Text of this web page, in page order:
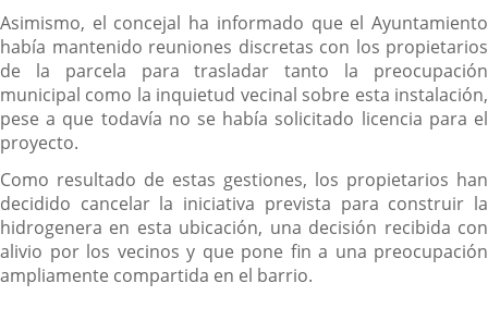
Asimismo, el concejal ha informado que el Ayuntamiento
había mantenido reuniones discretas con los propietarios
de la parcela para trasladar tanto la preocupación
municipal como la inquietud vecinal sobre esta instalación,
pese a que todavía no se había solicitado licencia para el
proyecto.
Como resultado de estas gestiones, los propietarios han
decidido cancelar la iniciativa prevista para construir la
hidrogenera en esta ubicación, una decisión recibida con
alivio por los vecinos y que pone fin a una preocupación
ampliamente compartida en el barrio.